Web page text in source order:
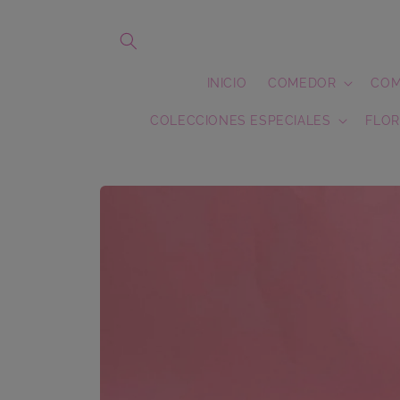
INICIO COMEDOR
COLECCIONES ESPECIALES
directamente